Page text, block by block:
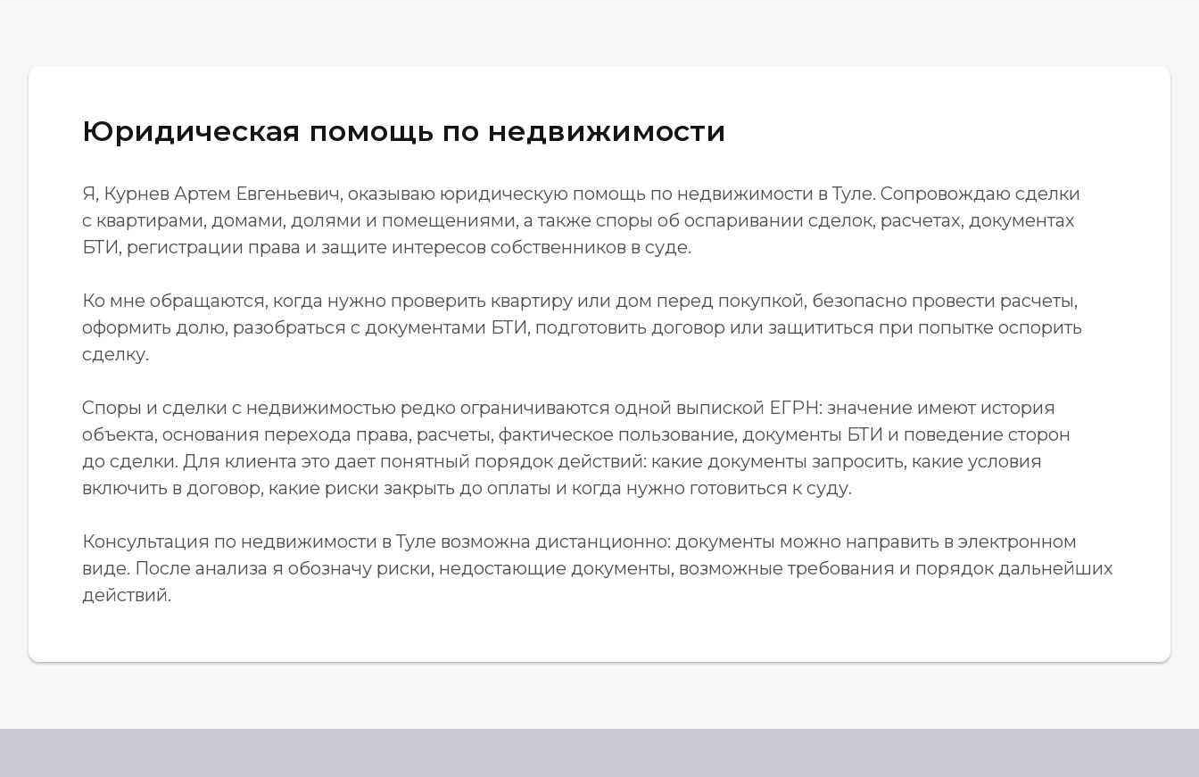
Юридическая помощь по недвижимости
Я, Курнев Артем Евгеньевич, оказываю юридическую помощь по недвижимости в Туле. Сопровождаю сделки
с квартирами, домами, долями и помещениями, а также споры об оспаривании сделок, расчетах, документах
БТИ, регистрации права и защите интересов собственников в суде.
Ко мне обращаются, когда нужно проверить квартиру или дом перед покупкой, безопасно провести расчеты,
оформить долю, разобраться с документами БТИ, подготовить договор или защититься при попытке оспорить
сделку.
Споры и сделки с недвижимостью редко ограничиваются одной выпиской ЕГРН: значение имеют история
объекта, основания перехода права, расчеты, фактическое пользование, документы БТИ и поведение сторон
до сделки. Для клиента это дает понятный порядок действий: какие документы запросить, какие условия
включить в договор, какие риски закрыть до оплаты и когда нужно готовиться к суду.
Консультация по недвижимости в Туле возможна дистанционно: документы можно направить в электронном
виде. После анализа я обозначу риски, недостающие документы, возможные требования и порядок дальнейших
действий.